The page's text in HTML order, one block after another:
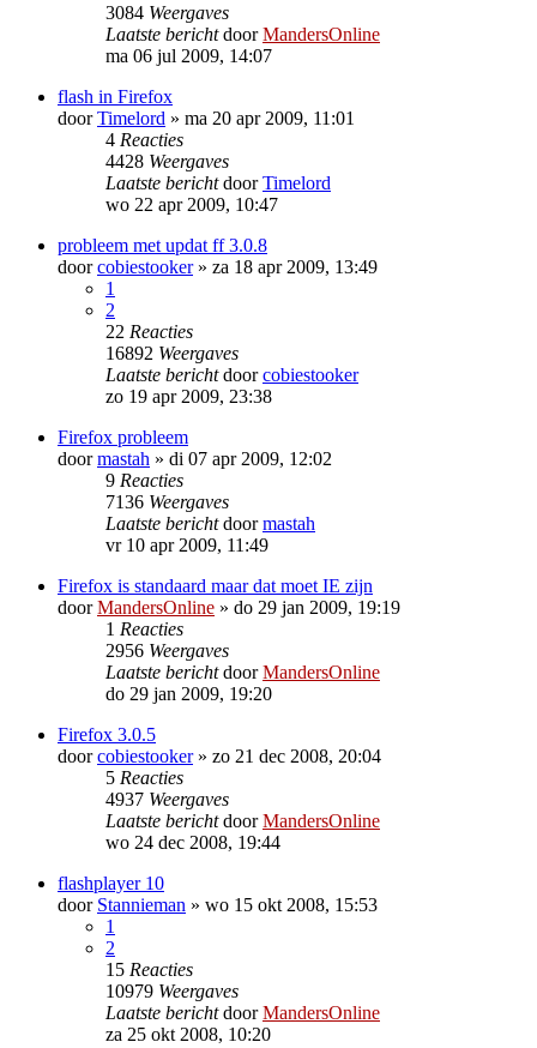
3084 Weergaves
Laatste berichtdoorMandersOnline
ma 06 jul 2009, 14:07
flash in Firefox
doorTimelord » ma 20 apr 2009, 11:01
4 Reacties
4428 Weergaves
Laatste berichtdoorTimelord
wo 22 apr 2009, 10:47
probleem met updat ff 3.0.8
doorcobiestooker» za 18 apr 2009, 13:49
1
2
22 Reacties
16892 Weergaves
Laatste berichtdoorcobiestooker
zo 19 apr 2009, 23:38
Firefox probleem
doormastah » di 07 apr 2009, 12:02
9 Reacties
7136 Weergaves
Laatste berichtdoormastah
vr 10 apr 2009, 11:49
Firefox is standaard maar dat moet IE zijn
doorMandersOnline » do 29 jan 2009, 19:19
1 Reacties
2956 Weergaves
Laatste berichtdoorMandersOnline
do 29 jan 2009, 19:20
Firefox 3.0.5
doorcobiestooker» zo 21 dec 2008, 20:04
5 Reacties
4937 Weergaves
Laatste berichtdoorMandersOnline
wo 24 dec 2008, 19:44
flashplayer 10
door Stannieman » wo 15 okt 2008, 15:53
1
2
15 Reacties
10979 Weergaves
Laatste berichtdoorMandersOnline
za 25 okt 2008, 10:20